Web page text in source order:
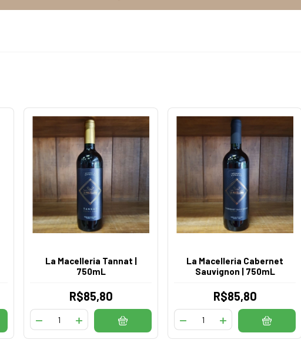
La Macelleria Tannat |
750mL
R$85,80
La Macelleria Cabernet
Sauvignon | 750mL
R$85,80